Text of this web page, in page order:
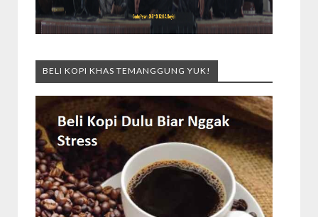
BELI KOPI KHAS TEMANGGUNG YUK!